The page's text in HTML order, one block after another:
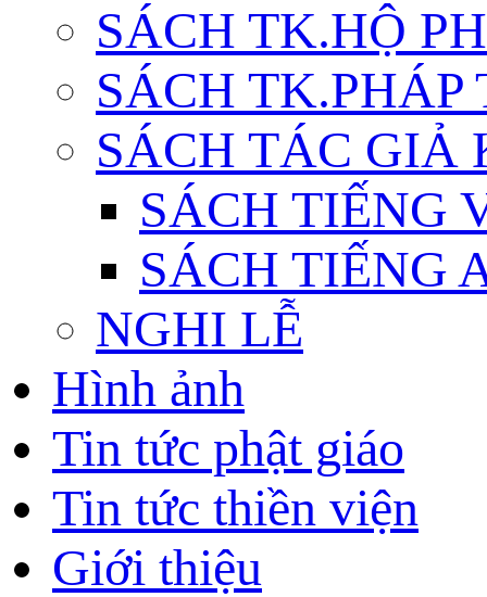
SÁCH TK.HỘ
SÁCH TK.PHÁP
SÁCH TÁC GIẢ
SÁCH TIẾNG
SÁCH TIẾNG
NGHI LỄ
Hình ảnh
Tin tức phật giáo
Tin tức thiền viện
Giới thiệu